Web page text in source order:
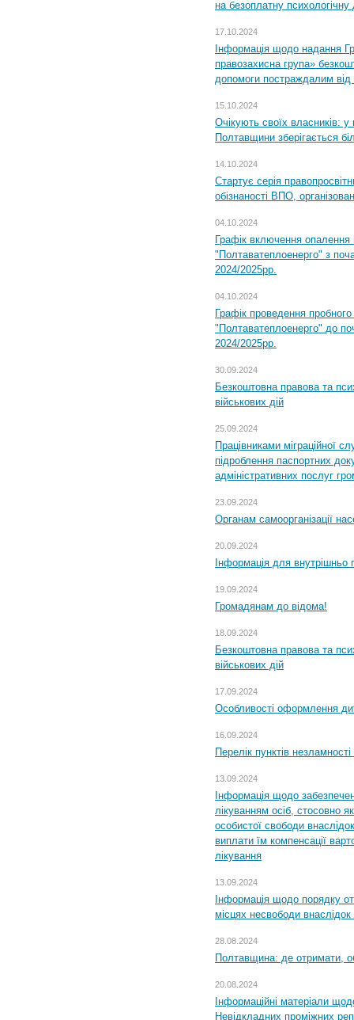
на безоплатну психологічну
17.10.2024
Інформація щодо надання
правозахисна група»
допомоги постраждалим від
15.10.2024
Очікують своїх власників: у
Полтавщини зберігається
14.10.2024
Стартує серія
обізнаності ВПО,
04.10.2024
Графік включення
"Полтаватеплоенерго" з
2024/2025рр.
04.10.2024
Графік проведення
"Полтаватеплоенерго" до
2024/2025рр.
30.09.2024
Безкоштовна правова та
військових дій
25.09.2024
Працівниками міграційної
підроблення паспортних
адміністративних послуг
23.09.2024
Органам самоорганізації
20.09.2024
Інформація для внутрішньо
19.09.2024
Громадянам до відома!
18.09.2024
Безкоштовна правова та
військових дій
17.09.2024
Особливості оформлення
16.09.2024
Перелік пунктів
13.09.2024
Інформація щодо
лікуванням осіб, стосовно
особистої свободи
виплати їм компенсації
лікування
13.09.2024
Інформація щодо порядку
місцях несвободи внаслідок
28.08.2024
Полтавщина: де отримати,
20.08.2024
Інформаційні матеріали
Невідкладних проміжних